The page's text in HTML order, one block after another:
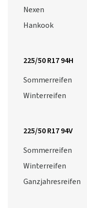
Nexen
Hankook
225/50 R17 94H
Sommerreifen
Winterreifen
225/50 R17 94V
Sommerreifen
Winterreifen
Ganzjahresreifen